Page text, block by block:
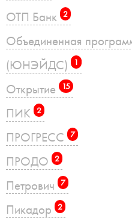
ОТП Банк 2
Объединенная
(ЮНЭЙДС)
1
Открытие 15
ПИК 2
ПРОГРЕСС 7
ПРОДО 2
Петрович 7
Пикадор 2